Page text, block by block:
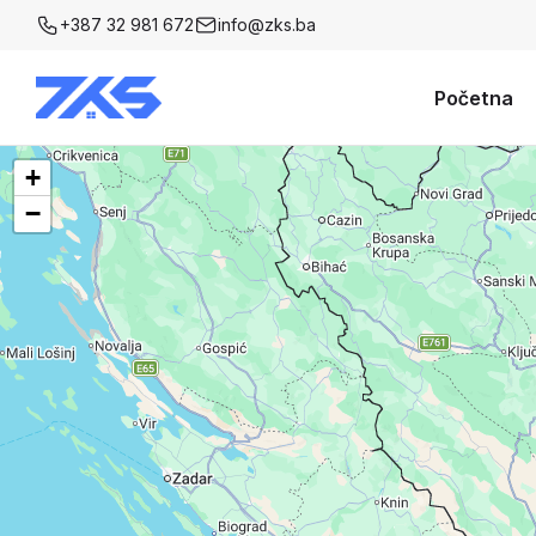
+387 32 981 672 info@zks.ba
Početna
+
−